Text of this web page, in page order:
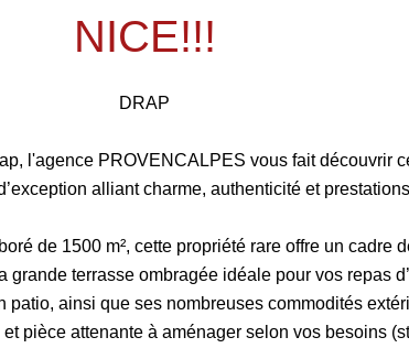
NICE!!!
DRAP
l'agence PROVENCALPES vous fait découvrir
alliant charme, authenticité et
de 1500 m², cette propriété rare offre un cadre
grande terrasse ombragée idéale pour vos repas
patio, ainsi que ses nombreuses commodités
pièce attenante à aménager selon vos besoins